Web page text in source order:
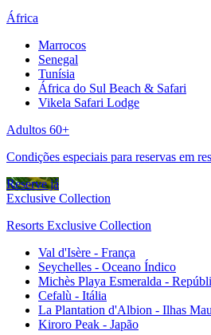
África
Marrocos
Senegal
Tunísia
África do Sul Beach & Safari
Vikela Safari Lodge
Adultos 60+
Condições especiais para reservas em
Reserve já
Exclusive Collection
Resorts Exclusive Collection
Val d'Isère - França
Seychelles - Oceano Índico
Michès Playa Esmeralda -
Cefalù - Itália
La Plantation d'Albion - Ilhas
Kiroro Peak - Japão